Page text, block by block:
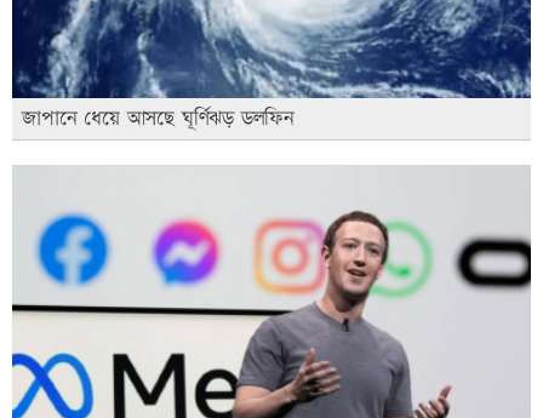
জাপানে ধেয়ে আসছে ঘূর্ণিঝড় ডলফিন